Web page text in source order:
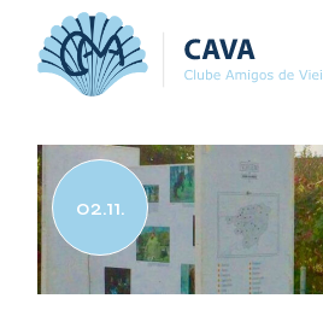
content
02.11.